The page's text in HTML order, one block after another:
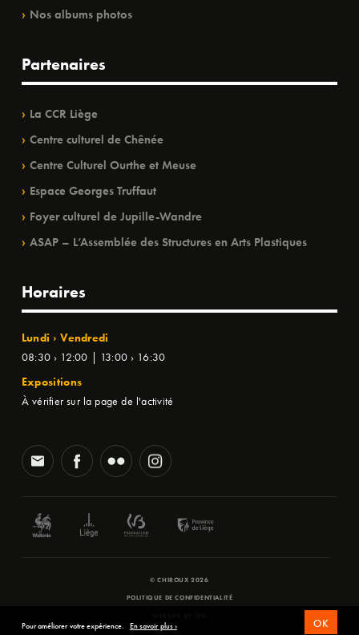
Nos albums photos
Partenaires
La CCR Liège
Centre culturel de Chênée
Centre Culturel Ourthe et Meuse
Espace Georges Truffaut
Foyer culturel de Jupille-Wandre
ASAP – L’Assemblée des Structures en Arts Plastiques
Horaires
Lundi › Vendredi
08:30 › 12:00 | 13:00 › 16:30
Expositions
À vérifier sur la page de l'activité
© CHIROUX 2026
POLITIQUE DE CONFIDENTIALITÉ
Pour améliorer votre expérience. En savoir plus › OK